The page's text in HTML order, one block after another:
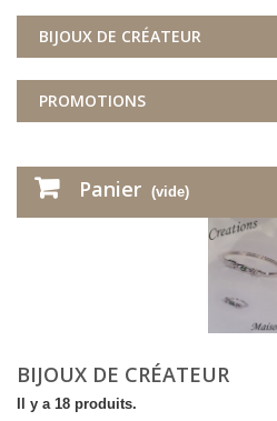
BIJOUX DE CRÉATEUR
PROMOTIONS
Panier (vide)
BIJOUX DE CRÉATEUR
Il y a 18 produits.